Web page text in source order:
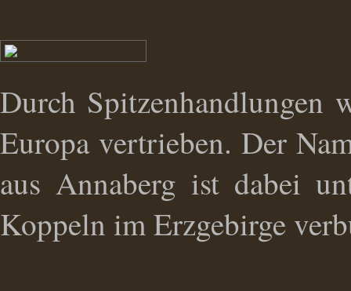
Durch Spitzenhandlungen
Europa vertrieben. Der
aus Annaberg ist dabei
Koppeln im Erzgebirge